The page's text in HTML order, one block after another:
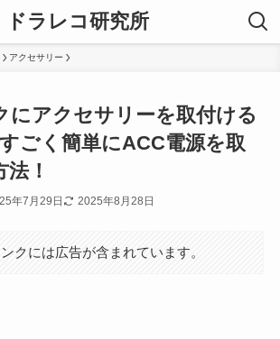
ドラレコ研究所
アクセサリー
にアクセサリーを取付ける
すごく簡単にACC電源を取
！
年7月29日 2025年8月28日
クには広告が含まれています。